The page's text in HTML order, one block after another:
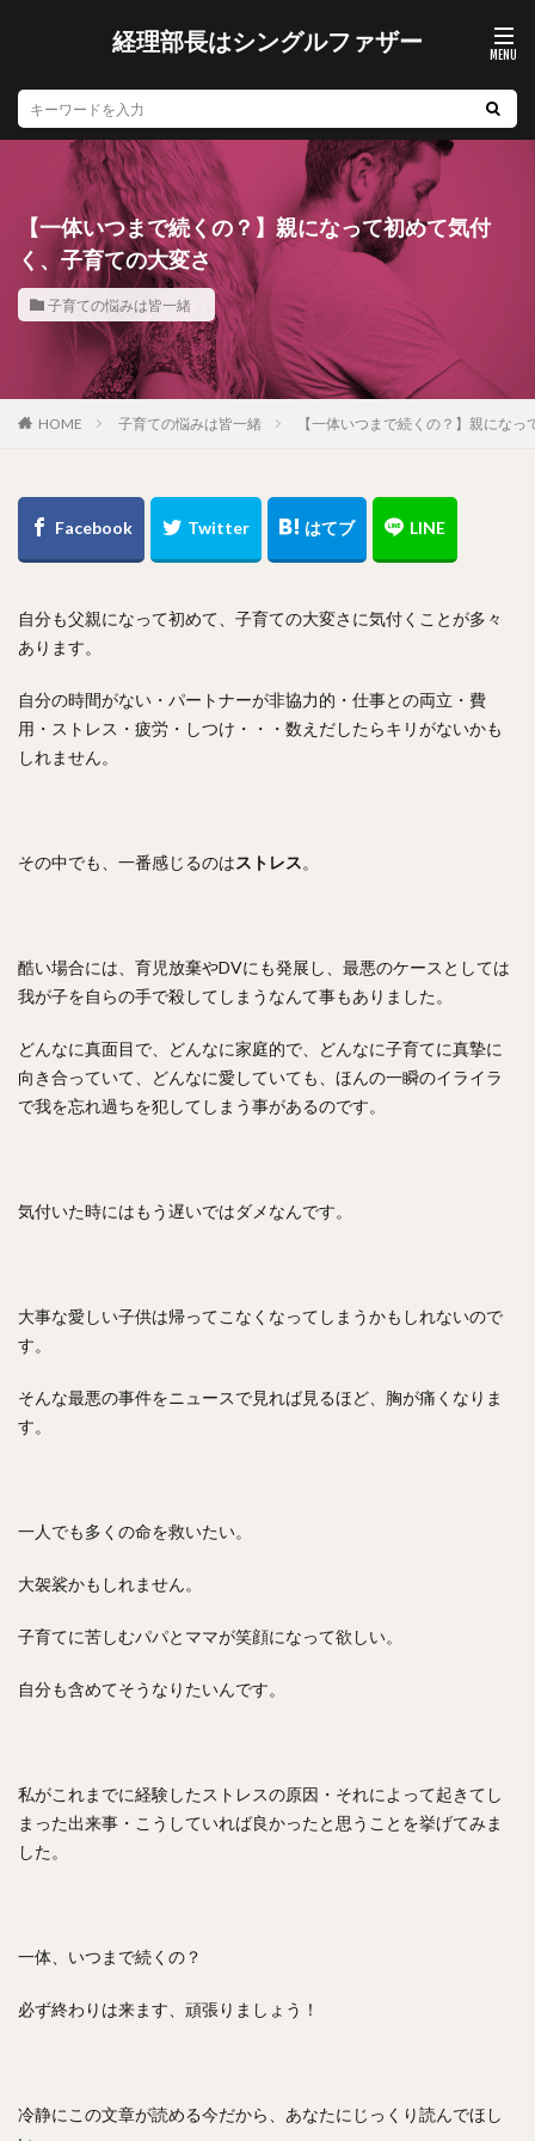
経理部長はシングルファザー
【一体いつまで続くの？】親になって初めて気付
く、子育ての大変さ
子育ての悩みは皆一緒
HOME 子育ての悩みは皆一緒 【一体いつまで続くの？】親にな
自分も父親になって初めて、子育ての大変さに気付くことが多々
あります。
自分の時間がない・パートナーが非協力的・仕事との両立・費
用・ストレス・疲労・しつけ・・・数えだしたらキリがないかも
しれません。
その中でも、一番感じるのはストレス。
酷い場合には、育児放棄やDVにも発展し、最悪のケースとしては
我が子を自らの手で殺してしまうなんて事もありました。
どんなに真面目で、どんなに家庭的で、どんなに子育てに真摯に
向き合っていて、どんなに愛していても、ほんの一瞬のイライラ
で我を忘れ過ちを犯してしまう事があるのです。
気付いた時にはもう遅いではダメなんです。
大事な愛しい子供は帰ってこなくなってしまうかもしれないので
す。
そんな最悪の事件をニュースで見れば見るほど、胸が痛くなりま
す。
一人でも多くの命を救いたい。
大袈裟かもしれません。
子育てに苦しむパパとママが笑顔になって欲しい。
自分も含めてそうなりたいんです。
私がこれまでに経験したストレスの原因・それによって起きてし
まった出来事・こうしていれば良かったと思うことを挙げてみま
した。
一体、いつまで続くの？
必ず終わりは来ます、頑張りましょう！
冷静にこの文章が読める今だから、あなたにじっくり読んでほし